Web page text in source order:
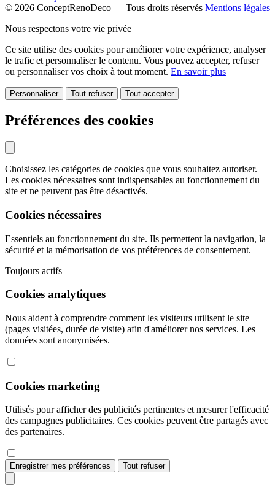
© 2026 ConceptRenoDeco — Tous droits réservés Mentions légales
Nous respectons votre vie privée
Ce site utilise des cookies pour améliorer votre expérience, analyser
le trafic et personnaliser le contenu. Vous pouvez accepter, refuser
ou personnaliser vos choix à tout moment. En savoir plus
Personnaliser Tout refuser Tout accepter
Préférences des cookies
Choisissez les catégories de cookies que vous souhaitez autoriser.
Les cookies nécessaires sont indispensables au fonctionnement du
site et ne peuvent pas être désactivés.
Cookies nécessaires
Essentiels au fonctionnement du site. Ils permettent la navigation, la
sécurité et la mémorisation de vos préférences de consentement.
Toujours actifs
Cookies analytiques
Nous aident à comprendre comment les visiteurs utilisent le site
(pages visitées, durée de visite) afin d'améliorer nos services. Les
données sont anonymisées.
Cookies marketing
Utilisés pour afficher des publicités pertinentes et mesurer l'efficacité
des campagnes publicitaires. Ces cookies peuvent être partagés avec
des partenaires.
Enregistrer mes préférences Tout refuser